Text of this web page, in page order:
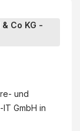
und
GmbH in